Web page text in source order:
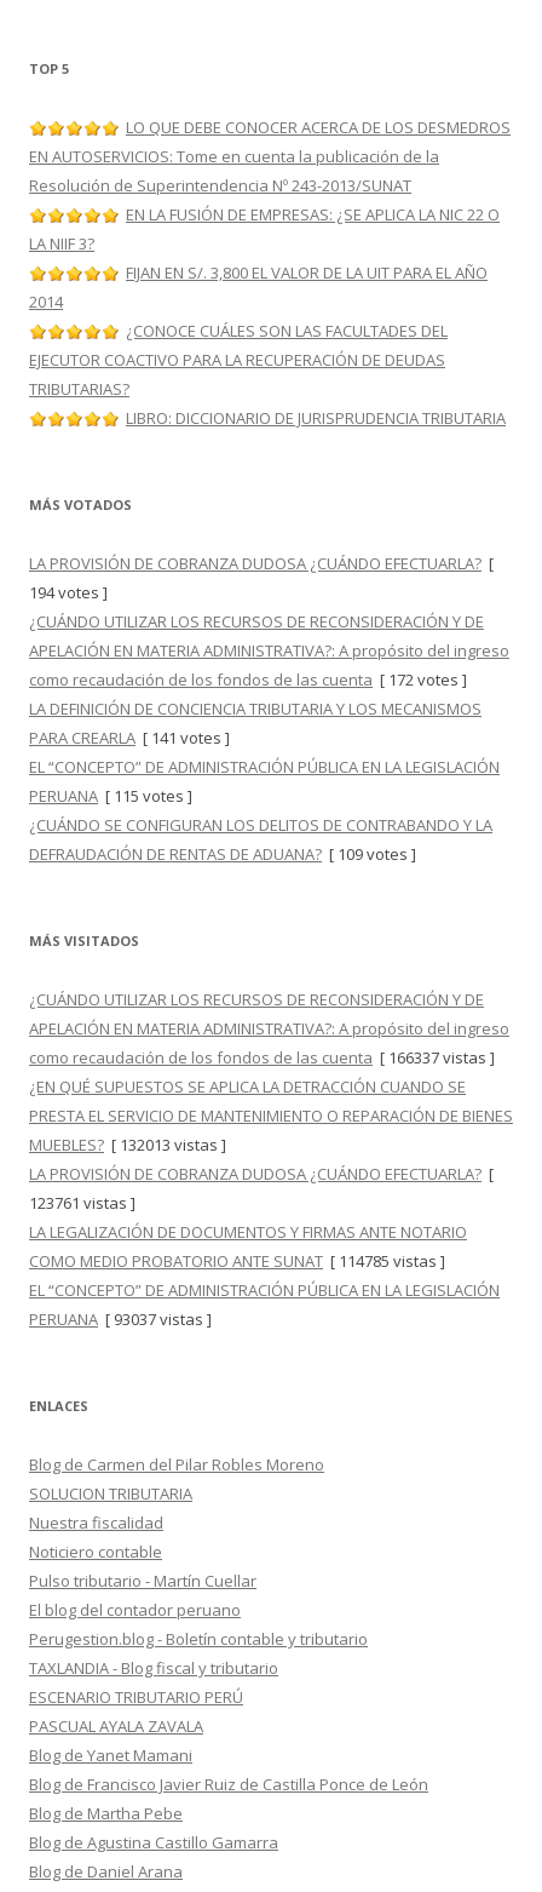
TOP 5
LO QUE DEBE CONOCER ACERCA DE LOS DESMEDROS
EN AUTOSERVICIOS: Tome en cuenta la publicación de la
Resolución de Superintendencia Nº 243-2013/SUNAT
EN LA FUSIÓN DE EMPRESAS: ¿SE APLICA LA NIC 22 O
LA NIIF 3?
FIJAN EN S/. 3,800 EL VALOR DE LA UIT PARA EL AÑO
2014
¿CONOCE CUÁLES SON LAS FACULTADES DEL
EJECUTOR COACTIVO PARA LA RECUPERACIÓN DE DEUDAS
TRIBUTARIAS?
LIBRO: DICCIONARIO DE JURISPRUDENCIA TRIBUTARIA
MÁS VOTADOS
LA PROVISIÓN DE COBRANZA DUDOSA ¿CUÁNDO EFECTUARLA? [
194 votes ]
¿CUÁNDO UTILIZAR LOS RECURSOS DE RECONSIDERACIÓN Y DE
APELACIÓN EN MATERIA ADMINISTRATIVA?: A propósito del ingreso
como recaudación de los fondos de las cuenta [ 172 votes ]
LA DEFINICIÓN DE CONCIENCIA TRIBUTARIA Y LOS MECANISMOS
PARA CREARLA [ 141 votes ]
EL “CONCEPTO” DE ADMINISTRACIÓN PÚBLICA EN LA LEGISLACIÓN
PERUANA [ 115 votes ]
¿CUÁNDO SE CONFIGURAN LOS DELITOS DE CONTRABANDO Y LA
DEFRAUDACIÓN DE RENTAS DE ADUANA? [ 109 votes ]
MÁS VISITADOS
¿CUÁNDO UTILIZAR LOS RECURSOS DE RECONSIDERACIÓN Y DE
APELACIÓN EN MATERIA ADMINISTRATIVA?: A propósito del ingreso
como recaudación de los fondos de las cuenta [ 166337 vistas ]
¿EN QUÉ SUPUESTOS SE APLICA LA DETRACCIÓN CUANDO SE
PRESTA EL SERVICIO DE MANTENIMIENTO O REPARACIÓN DE BIENES
MUEBLES? [ 132013 vistas ]
LA PROVISIÓN DE COBRANZA DUDOSA ¿CUÁNDO EFECTUARLA? [
123761 vistas ]
LA LEGALIZACIÓN DE DOCUMENTOS Y FIRMAS ANTE NOTARIO
COMO MEDIO PROBATORIO ANTE SUNAT [ 114785 vistas ]
EL “CONCEPTO” DE ADMINISTRACIÓN PÚBLICA EN LA LEGISLACIÓN
PERUANA [ 93037 vistas ]
ENLACES
Blog de Carmen del Pilar Robles Moreno
SOLUCION TRIBUTARIA
Nuestra fiscalidad
Noticiero contable
Pulso tributario - Martín Cuellar
El blog del contador peruano
Perugestion.blog - Boletín contable y tributario
TAXLANDIA - Blog fiscal y tributario
ESCENARIO TRIBUTARIO PERÚ
PASCUAL AYALA ZAVALA
Blog de Yanet Mamani
Blog de Francisco Javier Ruiz de Castilla Ponce de León
Blog de Martha Pebe
Blog de Agustina Castillo Gamarra
Blog de Daniel Arana